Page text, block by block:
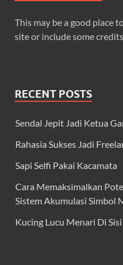
This may be a good place
site or include some credits.
RECENT POSTS
Sendal Jepit Jadi Ketua
Rahasia Sukses Jadi
Sapi Selfi Pakai Kacamata
Cara Memaksimalkan
Sistem Akumulasi Simbol
Kucing Lucu Menari Di